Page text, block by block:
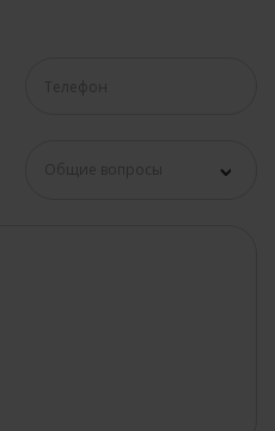
Общие вопросы